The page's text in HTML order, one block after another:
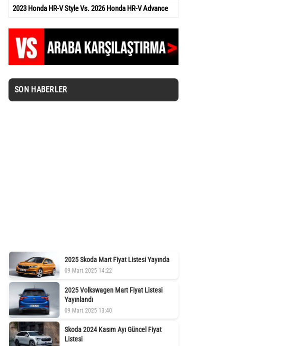
2023 Honda HR-V Style Vs. 2026 Honda HR-V Advance
SON HABERLER
2025 Skoda Mart Fiyat Listesi Yayında
09 Mart 2025 14:22
2025 Volkswagen Mart Fiyat Listesi
Yayınlandı
09 Mart 2025 13:40
Skoda 2024 Kasım Ayı Güncel Fiyat
Listesi